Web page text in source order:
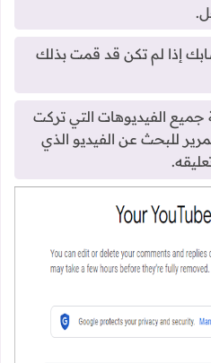
إذا لم تكن قد قمت بذلك
الفيديوهات التي تركت
للبحث عن الفيديو الذي